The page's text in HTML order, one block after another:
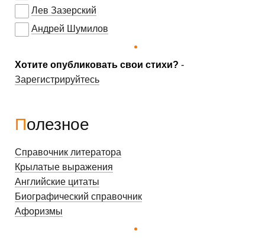
Лев Зазерский
Андрей Шумилов
Хотите опубликовать свои стихи? -
Зарегистрируйтесь
Полезное
Справочник литератора
Крылатые выражения
Английские цитаты
Биографический справочник
Афоризмы